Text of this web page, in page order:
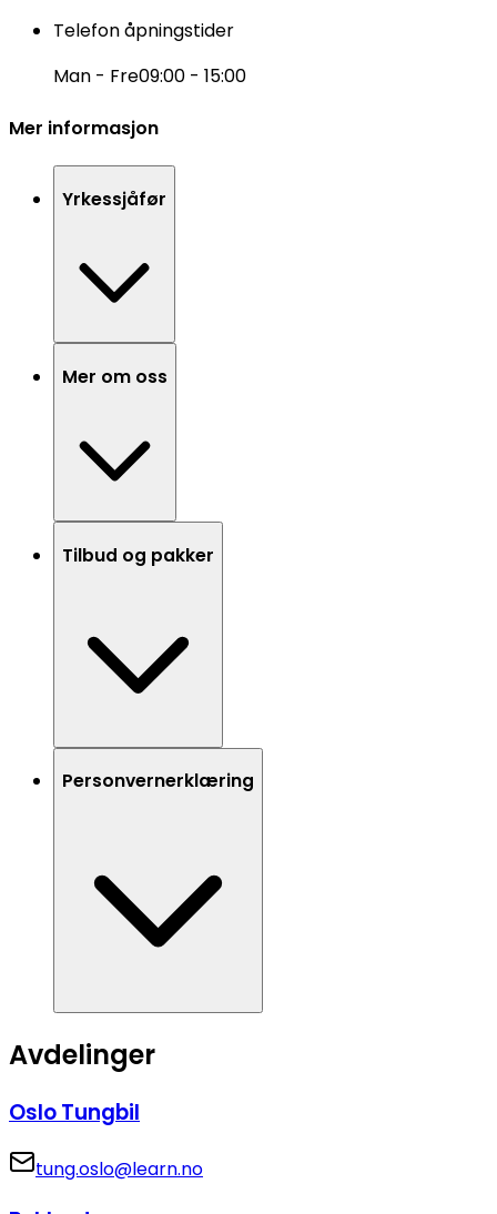
Telefon åpningstider
Man - Fre09:00 - 15:00
Mer informasjon
Yrkessjåfør
Mer om oss
Tilbud og pakker
Personvernerklæring
Avdelinger
Oslo Tungbil
tung.oslo@learn.no